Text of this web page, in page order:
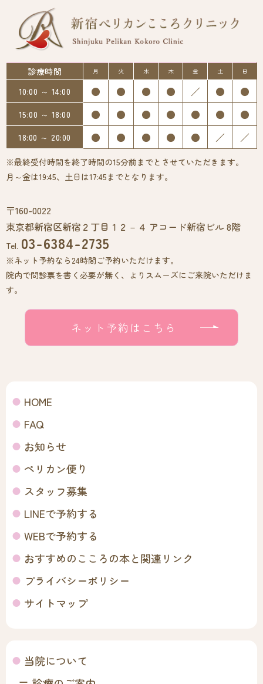
診療時間 月 火 水 木 金 土 日
10:00 ～ 14:00 ● ● ● ● ／ ● ●
15:00 ～ 18:00 ● ● ● ● ● ● ●
18:00 ～ 20:00 ● ● ● ● ● ／ ／
※最終受付時間を終了時間の15分前までとさせていただきます。
月～金は19:45、土日は17:45までとなります。
〒160-0022
東京都新宿区新宿２丁目１２－４ アコード新宿ビル 8階
Tel. 03-6384-2735
※ネット予約なら24時間ご予約いただけます。
院内で問診票を書く必要が無く、よりスムーズにご来院いただけま
す。
ネット予約はこちら
HOME
FAQ
お知らせ
ペリカン便り
スタッフ募集
LINEで予約する
WEBで予約する
おすすめのこころの本と関連リンク
プライバシーポリシー
サイトマップ
当院について